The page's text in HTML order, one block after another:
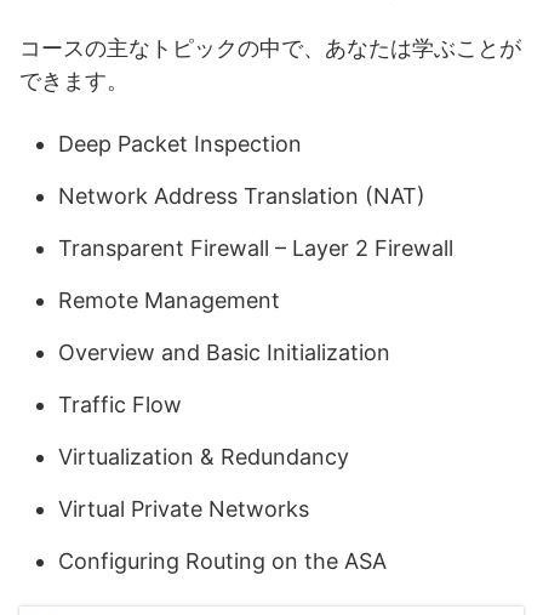
コースの主なトピックの中で、あなたは学ぶことが
できます。
Deep Packet Inspection
Network Address Translation (NAT)
Transparent Firewall – Layer 2 Firewall
Remote Management
Overview and Basic Initialization
Traffic Flow
Virtualization & Redundancy
Virtual Private Networks
Configuring Routing on the ASA